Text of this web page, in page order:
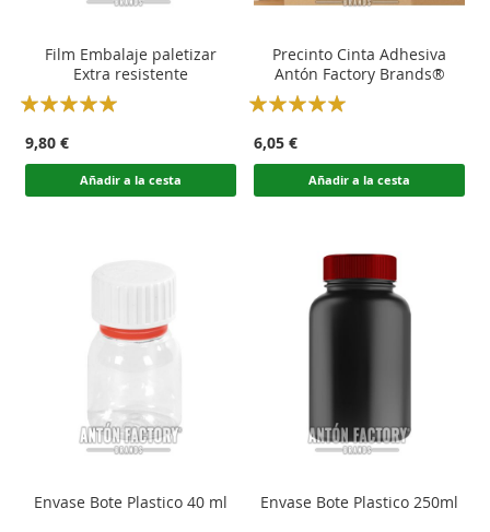
Film Embalaje paletizar
Extra resistente
Rating:
9,80 €
Añadir a la cesta
Precinto Cinta Adhesiva
Antón Factory Brands®
Rating:
6,05 €
Añadir a la cesta
Envase Bote Plastico 40 ml Envase Bote Plastico 250ml